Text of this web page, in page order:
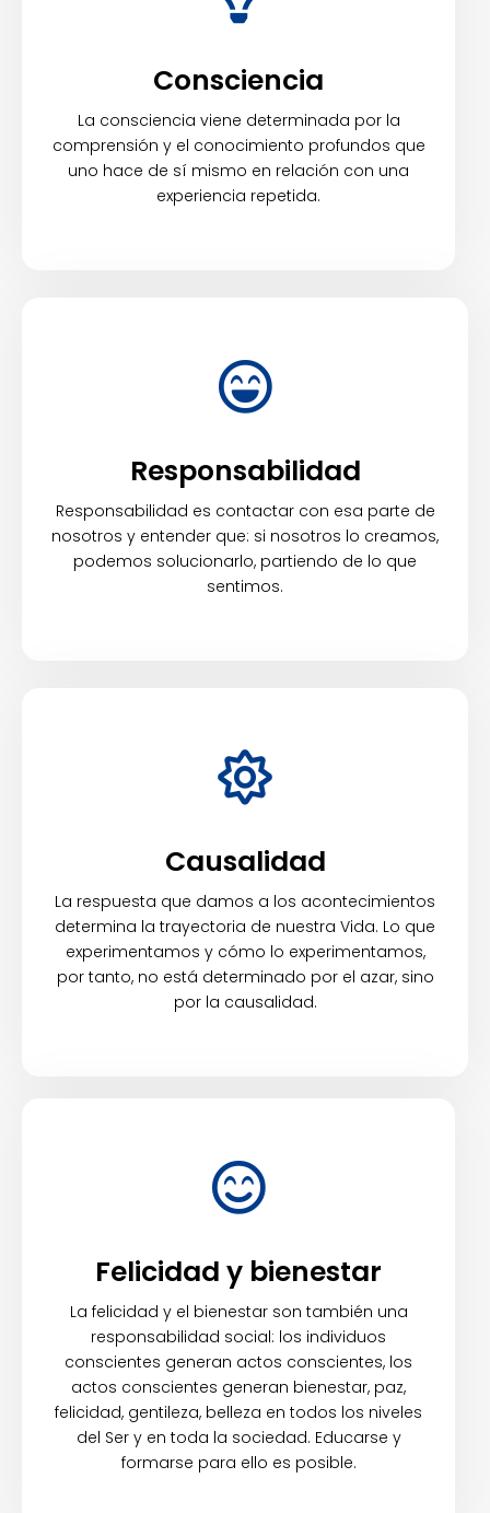
Consciencia
La consciencia viene determinada por la
comprensión y el conocimiento profundos que
uno hace de sí mismo en relación con una
experiencia repetida.
Responsabilidad
Responsabilidad es contactar con esa parte de
nosotros y entender que: si nosotros lo creamos,
podemos solucionarlo, partiendo de lo que
sentimos.
Causalidad
La respuesta que damos a los acontecimientos
determina la trayectoria de nuestra Vida. Lo que
experimentamos y cómo lo experimentamos,
por tanto, no está determinado por el azar, sino
por la causalidad.
Felicidad y bienestar
La felicidad y el bienestar son también una
responsabilidad social: los individuos
conscientes generan actos conscientes, los
actos conscientes generan bienestar, paz,
felicidad, gentileza, belleza en todos los niveles
del Ser y en toda la sociedad. Educarse y
formarse para ello es posible.